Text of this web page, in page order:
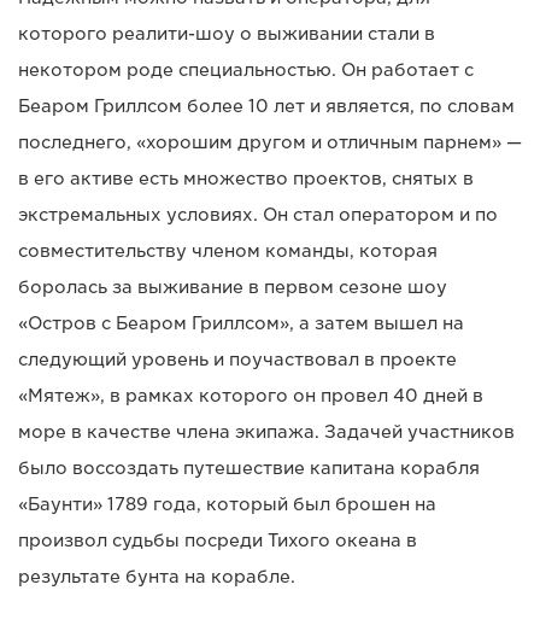
которого реалити-шоу о выживании стали в
некотором роде специальностью. Он работает с
Беаром Гриллсом более 10 лет и является, по словам
последнего, «хорошим другом и отличным парнем» —
в его активе есть множество проектов, снятых в
экстремальных условиях. Он стал оператором и по
совместительству членом команды, которая
боролась за выживание в первом сезоне шоу
«Остров с Беаром Гриллсом», а затем вышел на
следующий уровень и поучаствовал в проекте
«Мятеж», в рамках которого он провел 40 дней в
море в качестве члена экипажа. Задачей участников
было воссоздать путешествие капитана корабля
«Баунти» 1789 года, который был брошен на
произвол судьбы посреди Тихого океана в
результате бунта на корабле.